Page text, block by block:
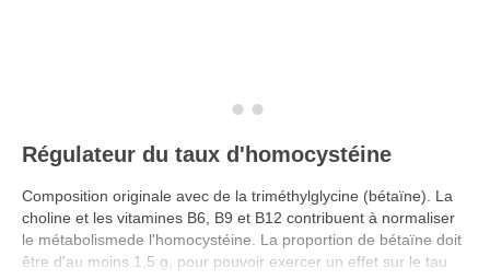
Régulateur du taux d'homocystéine
Composition originale avec de la triméthylglycine (bétaïne). La
choline et les vitamines B6, B9 et B12 contribuent à normaliser
le métabolismede l'homocystéine. La proportion de bétaïne doit
être d'au moins 1,5 g, pour pouvoir exercer un effet sur le tau